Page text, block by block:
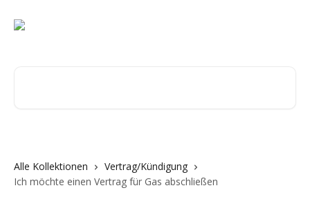
Alle Kollektionen
Vertrag/Kündigung
Ich möchte einen Vertrag für Gas abschließen